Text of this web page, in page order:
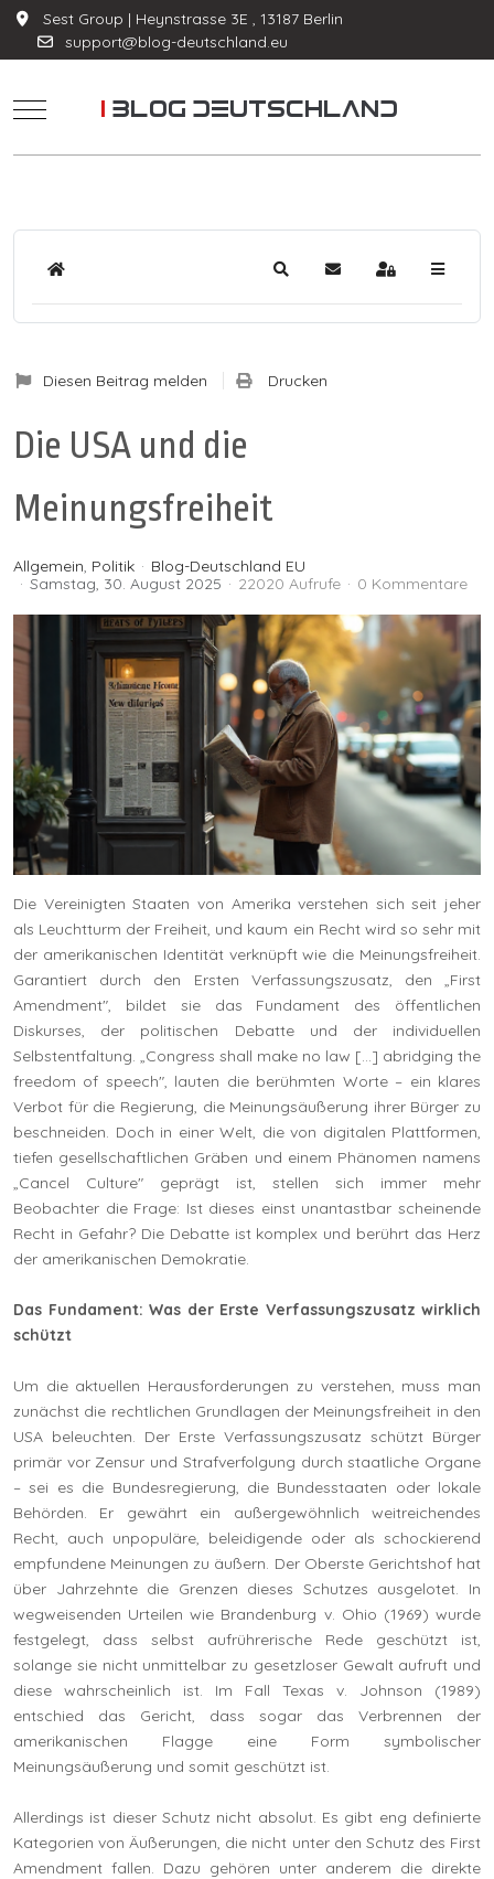
Sest Group | Heynstrasse 3E , 13187 Berlin
support@blog-deutschland.eu
Mobile Menu Toggle
Home Suche Updates abonnieren
Anmelden
Diesen Beitrag melden Drucken
Die USA und die
Meinungsfreiheit
Allgemein Politik
Blog-Deutschland EU
Samstag, 30. August 2025
22020 Aufrufe 0 Kommentare
Die Vereinigten Staaten von Amerika verstehen sich seit jeher
als Leuchtturm der Freiheit, und kaum ein Recht wird so sehr mit
der amerikanischen Identität verknüpft wie die Meinungsfreiheit.
Garantiert durch den Ersten Verfassungszusatz, den „First
Amendment", bildet sie das Fundament des öffentlichen
Diskurses, der politischen Debatte und der individuellen
Selbstentfaltung. „Congress shall make no law […] abridging the
freedom of speech", lauten die berühmten Worte – ein klares
Verbot für die Regierung, die Meinungsäußerung ihrer Bürger zu
beschneiden. Doch in einer Welt, die von digitalen Plattformen,
tiefen gesellschaftlichen Gräben und einem Phänomen namens
„Cancel Culture" geprägt ist, stellen sich immer mehr
Beobachter die Frage: Ist dieses einst unantastbar scheinende
Recht in Gefahr? Die Debatte ist komplex und berührt das Herz
der amerikanischen Demokratie.
Das Fundament: Was der Erste Verfassungszusatz wirklich
schützt
Um die aktuellen Herausforderungen zu verstehen, muss man
zunächst die rechtlichen Grundlagen der Meinungsfreiheit in den
USA beleuchten. Der Erste Verfassungszusatz schützt Bürger
primär vor Zensur und Strafverfolgung durch staatliche Organe
– sei es die Bundesregierung, die Bundesstaaten oder lokale
Behörden. Er gewährt ein außergewöhnlich weitreichendes
Recht, auch unpopuläre, beleidigende oder als schockierend
empfundene Meinungen zu äußern. Der Oberste Gerichtshof hat
über Jahrzehnte die Grenzen dieses Schutzes ausgelotet. In
wegweisenden Urteilen wie Brandenburg v. Ohio (1969) wurde
festgelegt, dass selbst aufrührerische Rede geschützt ist,
solange sie nicht unmittelbar zu gesetzloser Gewalt aufruft und
diese wahrscheinlich ist. Im Fall Texas v. Johnson (1989)
entschied das Gericht, dass sogar das Verbrennen der
amerikanischen Flagge eine Form symbolischer
Meinungsäußerung und somit geschützt ist.
Allerdings ist dieser Schutz nicht absolut. Es gibt eng definierte
Kategorien von Äußerungen, die nicht unter den Schutz des First
Amendment fallen. Dazu gehören unter anderem die direkte